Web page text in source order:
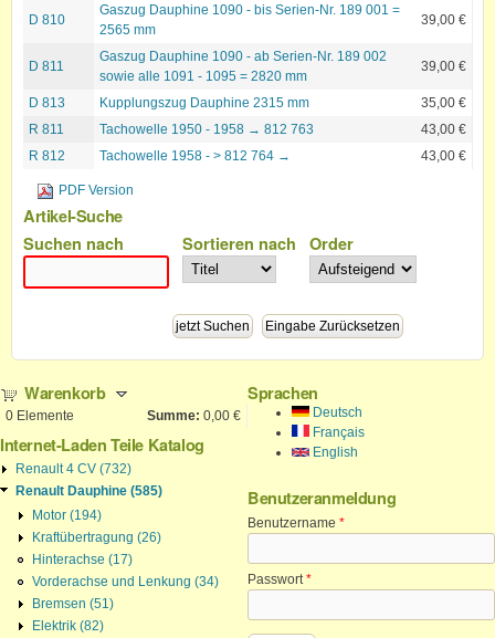
D 810
Gaszug Dauphine 1090 - bis Serien-Nr. 189 001 =
2565 mm
39,00 €
D 811
Gaszug Dauphine 1090 - ab Serien-Nr. 189 002
sowie alle 1091 - 1095 = 2820 mm
39,00 €
D 813 Kupplungszug Dauphine 2315 mm
35,00 €
R 811
Tachowelle 1950 - 1958 → 812 763
43,00 €
R 812
Tachowelle 1958 - > 812 764 → 43,00 €
PDF Version
Artikel-Suche
Suchen nach
Sortieren nach Order
Warenkorb
0 Elemente Summe: 0,00 €
Internet-Laden Teile Katalog
Renault 4 CV (732)
Renault Dauphine (585)
Motor (194)
Kraftübertragung (26)
Hinterachse (17)
Vorderachse und Lenkung (34)
Bremsen (51)
Elektrik (82)
Sprachen
Deutsch
Français
English
Benutzeranmeldung
Benutzername *
Passwort*